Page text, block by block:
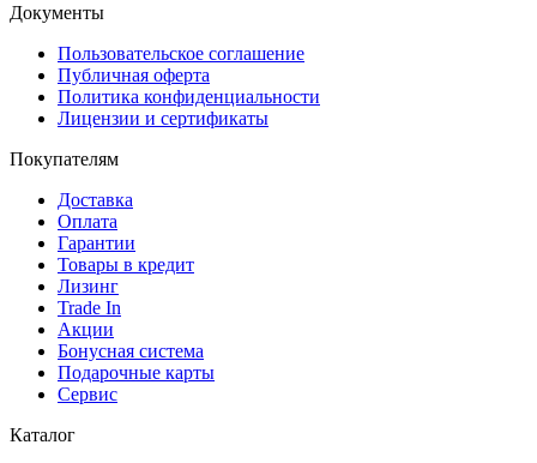
Документы
Пользовательское соглашение
Публичная оферта
Политика конфиденциальности
Лицензии и сертификаты
Покупателям
Доставка
Оплата
Гарантии
Товары в кредит
Лизинг
Trade In
Акции
Бонусная система
Подарочные карты
Сервис
Каталог